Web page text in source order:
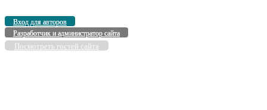
Вход для авторов
Разработчик и администратор сайта
Посмотреть гостей сайта